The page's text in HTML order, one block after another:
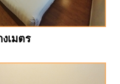
เมตร